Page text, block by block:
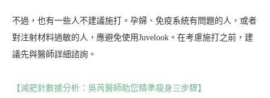
不過，也有一些人不建議施打。孕婦、免疫系統有問題的人，或者
對注射材料過敏的人，應避免使用Juvelook。在考慮施打之前，建
議先與醫師詳細諮詢。
【減肥針數據分析：吳芮醫師助您精準瘦身三步驟】